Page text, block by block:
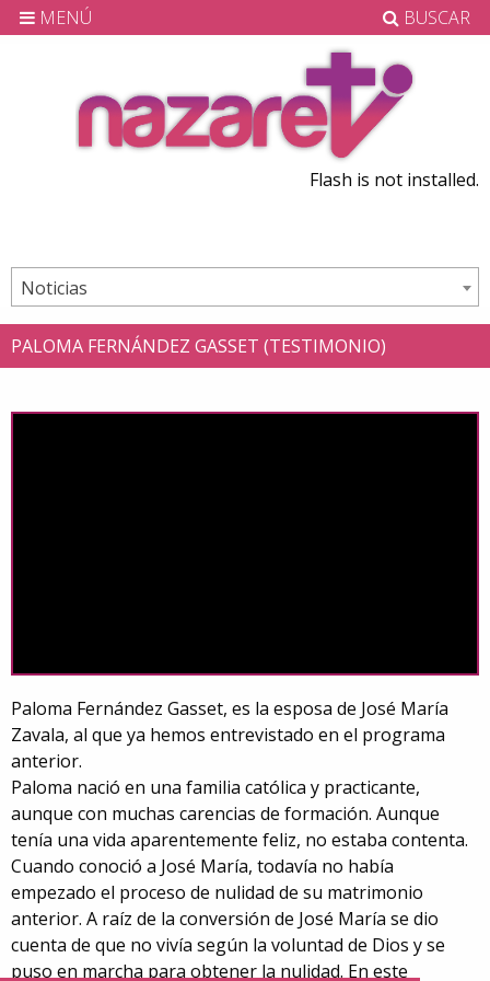
MENÚ BUSCAR
Flash is not installed.
Noticias
PALOMA FERNÁNDEZ GASSET (TESTIMONIO)
Paloma Fernández Gasset, es la esposa de José María
Zavala, al que ya hemos entrevistado en el programa
anterior.
Paloma nació en una familia católica y practicante,
aunque con muchas carencias de formación. Aunque
tenía una vida aparentemente feliz, no estaba contenta.
Cuando conoció a José María, todavía no había
empezado el proceso de nulidad de su matrimonio
anterior. A raíz de la conversión de José María se dio
cuenta de que no vivía según la voluntad de Dios y se
puso en marcha para obtener la nulidad. En este